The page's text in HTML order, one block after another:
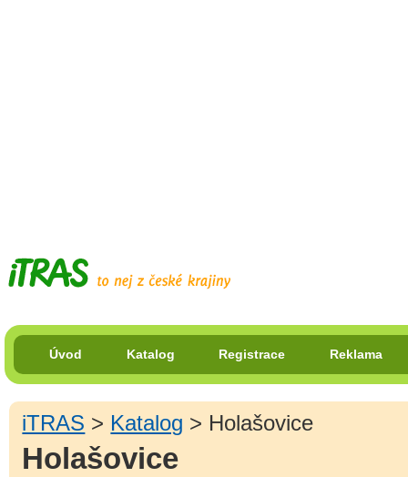
Úvod Katalog Registrace Reklama
iTRAS > Katalog > Holašovice
Holašovice